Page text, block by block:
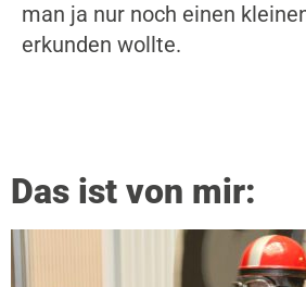
man ja nur noch einen
erkunden wollte.
Das ist von mir: